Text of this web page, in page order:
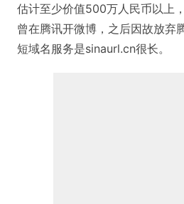
估计至少价值500万人民币以上
曾在腾讯开微博，之后因故放弃
短域名服务是sinaurl.cn很长。